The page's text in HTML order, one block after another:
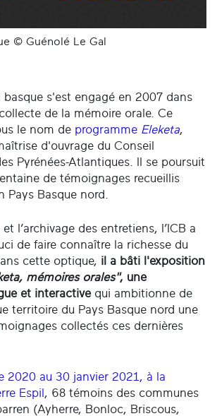
© Guénolé Le Gal
basque s'est engagé en 2007 dans
de la mémoire orale. Ce
le nom de programme Eleketa,
d'ouvrage du Conseil
Pyrénées-Atlantiques. Il se poursuit
de témoignages recueillis
Pays Basque nord.
l’archivage des entretiens, l’ICB a
de faire connaître la richesse du
cette optique, il a bâti l'exposition
mémoires orales", une
et interactivequi ambitionne de
territoire du Pays Basque nord une
collectés ces dernières
2020 au 30 janvier 2021, à la
Espil , 68 témoins des communes
(Ayherre, Bonloc, Briscous,